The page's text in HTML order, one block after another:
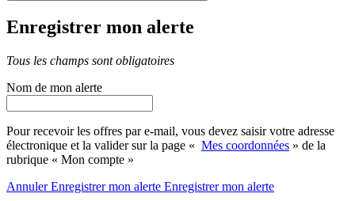
Enregistrer mon alerte
Tous les champs sont obligatoires
Nom de mon alerte
Pour recevoir les offres par e-mail, vous devez saisir votre adresse
électronique et la valider sur la page « Mes coordonnées » de la
rubrique « Mon compte »
AnnulerEnregistrer mon alerte Enregistrermon alerte